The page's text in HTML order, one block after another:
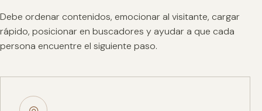
Debe ordenar contenidos, emocionar al visitante, cargar
rápido, posicionar en buscadores y ayudar a que cada
persona encuentre el siguiente paso.